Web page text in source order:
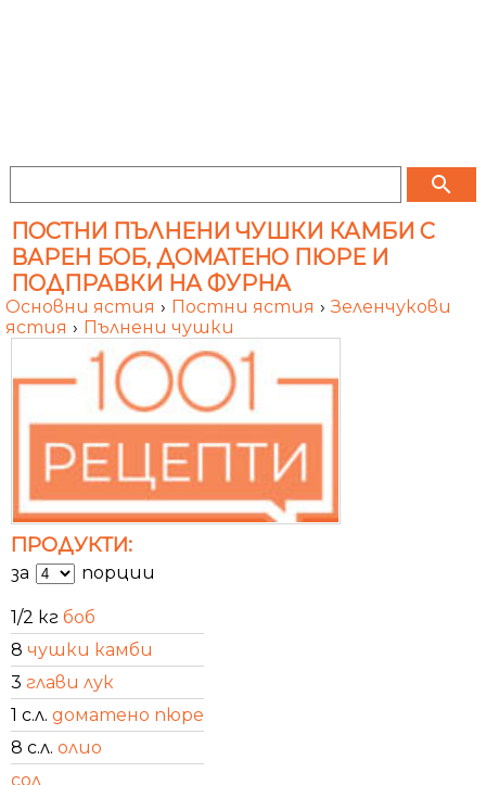
search
ПОСТНИ ПЪЛНЕНИ ЧУШКИ КАМБИ С
ВАРЕН БОБ, ДОМАТЕНО ПЮРЕ И
ПОДПРАВКИ НА ФУРНА
Основни ястия › Постни ястия › Зеленчукови
ястия › Пълнени чушки
ПРОДУКТИ:
за порции
1/2 кг боб
8 чушки камби
3 глави лук
1 с.л. доматено пюре
8 с.л. олио
сол